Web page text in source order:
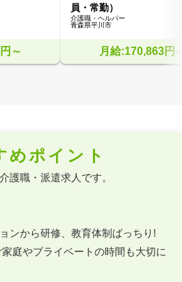
～
員・常勤）
介護職・ヘルパー
青森県平川市
月給:170,863円
めポイント
護職・派遣求人です。
ンから研修、教育体制ばっちり!
庭やプライベートの時間も大切に